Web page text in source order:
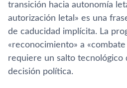
transición hacia autonomía
autorización letal» es una
de caducidad implícita. La
«reconocimiento» a
requiere un salto tecnológico
decisión política.